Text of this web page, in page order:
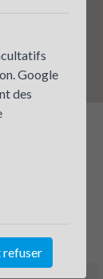
Google
des
refuser